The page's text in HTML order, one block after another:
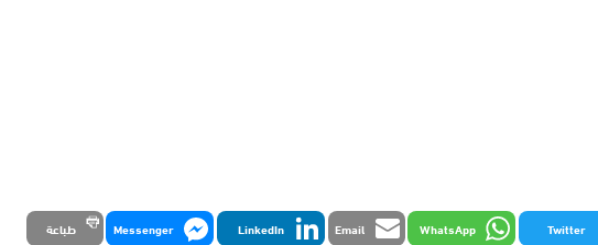
Twitter
WhatsApp
Email
LinkedIn
Messenger طباعة